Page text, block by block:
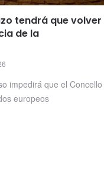
tendrá que volver
de la
impedirá que el Concello
europeos